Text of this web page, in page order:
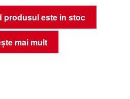
produsul este in stoc
mai mult